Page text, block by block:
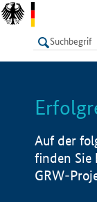
LISTE
Auf der
finden Sie
GRW-